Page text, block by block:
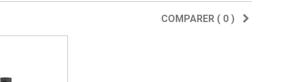
COMPARER ( 0 )